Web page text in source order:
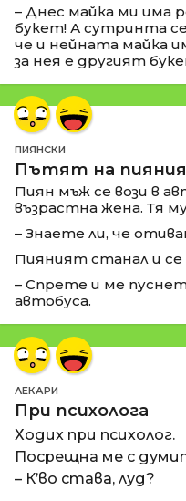
– Днес майка ми има
букет! А сутринта
че и нейната майка
за нея е другият
ПИЯНСКИ
Пътят на пияния
Пиян мъж се вози в
възрастна жена. Тя му
– Знаете ли, че
Пияният станал и се
– Спрете и ме
автобуса.
ЛЕКАРИ
При психолога
Ходих при психолог.
Посрещна ме с
– К’во става, луд?